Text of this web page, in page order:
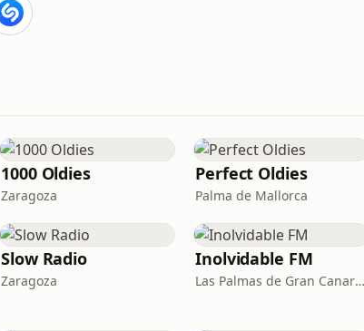
1000 Oldies
Zaragoza
Perfect Oldies
Palma de Mallorca
Slow Radio
Zaragoza
Inolvidable FM
Las Palmas de Gran Canaria · 95.8 FM